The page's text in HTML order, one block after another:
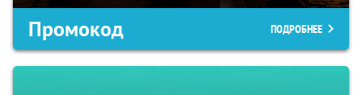
Промокод ПОДРОБНЕЕ